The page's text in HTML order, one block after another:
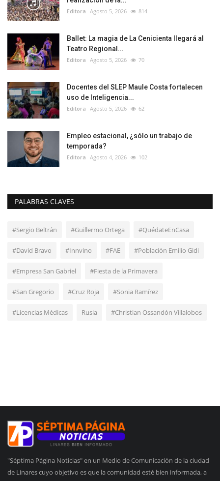
Editora Agosto 5, 2026 814
Ballet: La magia de La Cenicienta llegará al
Teatro Regional...
Editora Agosto 5, 2026 70
Docentes del SLEP Maule Costa fortalecen
uso de Inteligencia...
Editora Agosto 5, 2026 62
Empleo estacional, ¿sólo un trabajo de
temporada?
Editora Agosto 4, 2026 102
PALABRAS CLAVES
#Sergio Beltrán #Guillermo Ortega #QuédateEnCasa
#David Bravo #Innvino #FAE #Población Emilio Gidi
#Empresa San Gabriel #Fiesta de la Primavera
#San Gregorio #Cruz Roja #Sonia Ramírez
#Licencias Médicas Rusia #Christian Ossandón Villalobos
"Séptima Página Noticias" en un Medio de Comunicación de la ciudad
de Linares cuyo objetivo es que la comunidad esté bien informada, a